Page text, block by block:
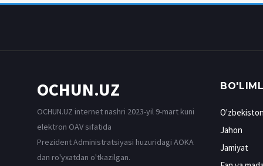
OCHUN.UZ
OCHUN.UZ internet nashri 2023-yil 9-mart kuni
elektron OAV sifatida
Prezident Administratsiyasi huzuridagi AOKA
dan ro'yxatdan o'tkazilgan.
Jahon
Jamiyat